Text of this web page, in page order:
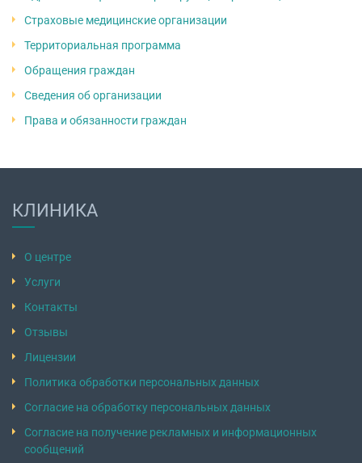
Страховые медицинские организации
Территориальная программа
Обращения граждан
Сведения об организации
Права и обязанности граждан
КЛИНИКА
О центре
Услуги
Контакты
Отзывы
Лицензии
Политика обработки персональных данных
Согласие на обработку персональных данных
Согласие на получение рекламных и информационных
сообщений